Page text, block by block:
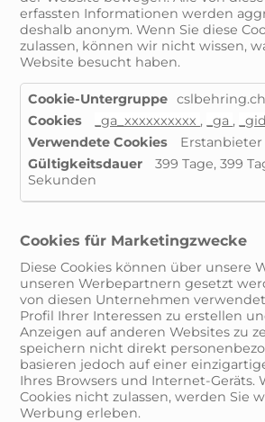
erfassten Informationen werden
deshalb anonym. Wenn Sie diese
zulassen, können wir nicht wissen,
Website besucht haben.
Leistungs-
Cookies
cslbehring.ch
_ga_xxxxxxxxxx , _ga ,
_gid
Erstanbieter
399 Tage, 399
Sekunden
Cookies für Marketingzwecke
Diese Cookies können über unsere
unseren Werbepartnern gesetzt
von diesen Unternehmen
Profil Ihrer Interessen zu erstellen
Anzeigen auf anderen Websites zu
speichern nicht direkt
basieren jedoch auf einer
Ihres Browsers und Internet-Geräts.
Cookies nicht zulassen, werden Sie
Werbung erleben.